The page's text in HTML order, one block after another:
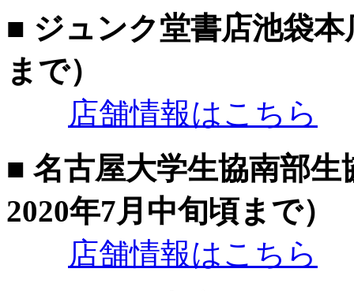
■ ジュンク堂書店池袋
まで）
店舗情報はこちら
■ 名古屋大学生協南部
2020年7月中旬頃まで）
店舗情報はこちら